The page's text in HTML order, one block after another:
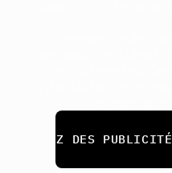
CRÉEZ DES